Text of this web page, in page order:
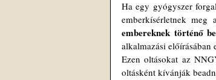
Ha egy gyógyszer
emberkísérletnek
embereknek történő
alkalmazási előírásában
Ezen oltásokat az
oltásként kívánják